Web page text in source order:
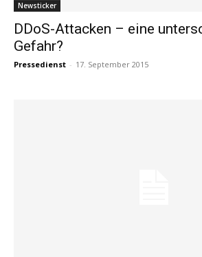
Newsticker
DDoS-Attacken – eine
Gefahr?
Pressedienst - 17. September 2015